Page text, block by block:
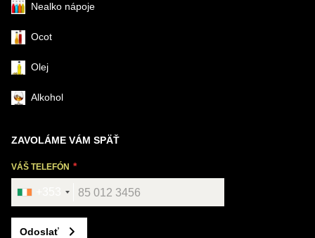
Nealko nápoje
Ocot
Olej
Alkohol
ZAVOLÁME VÁM SPÄŤ
VÁŠ TELEFÓN
Odoslať